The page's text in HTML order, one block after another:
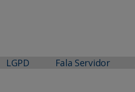
LGPD Fala Servidor